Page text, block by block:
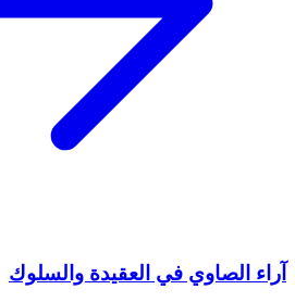
آراء الصاوي في العقيدة والسلوك